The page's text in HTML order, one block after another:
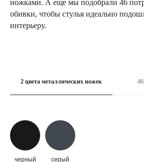
ножками. А еще мы подобрали 46
обивки, чтобы стулья идеально
интерьеру.
2 цвета металлических ножек
черный серый